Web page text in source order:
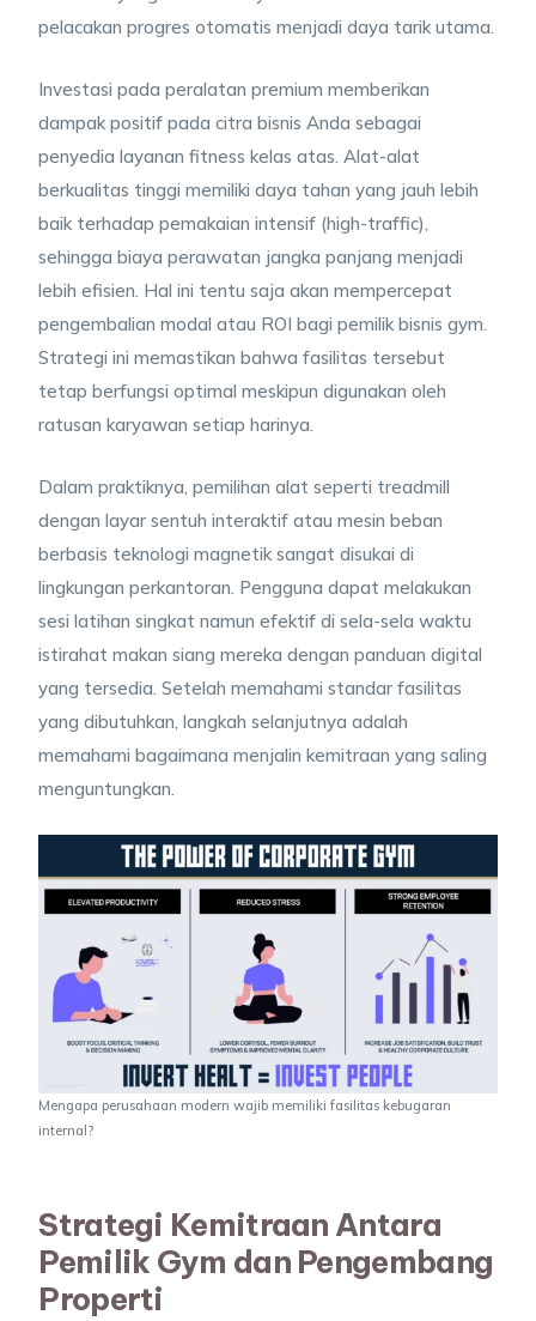
pelacakan progres otomatis menjadi daya tarik utama.
Investasi pada peralatan premium memberikan
dampak positif pada citra bisnis Anda sebagai
penyedia layanan fitness kelas atas. Alat-alat
berkualitas tinggi memiliki daya tahan yang jauh lebih
baik terhadap pemakaian intensif (high-traffic),
sehingga biaya perawatan jangka panjang menjadi
lebih efisien. Hal ini tentu saja akan mempercepat
pengembalian modal atau ROI bagi pemilik bisnis gym.
Strategi ini memastikan bahwa fasilitas tersebut
tetap berfungsi optimal meskipun digunakan oleh
ratusan karyawan setiap harinya.
Dalam praktiknya, pemilihan alat seperti treadmill
dengan layar sentuh interaktif atau mesin beban
berbasis teknologi magnetik sangat disukai di
lingkungan perkantoran. Pengguna dapat melakukan
sesi latihan singkat namun efektif di sela-sela waktu
istirahat makan siang mereka dengan panduan digital
yang tersedia. Setelah memahami standar fasilitas
yang dibutuhkan, langkah selanjutnya adalah
memahami bagaimana menjalin kemitraan yang saling
menguntungkan.
Mengapa perusahaan modern wajib memiliki fasilitas kebugaran
internal?
Strategi Kemitraan Antara
Pemilik Gym dan Pengembang
Properti